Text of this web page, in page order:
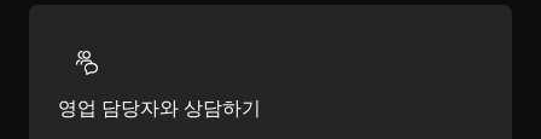
영업 담당자와 상담하기